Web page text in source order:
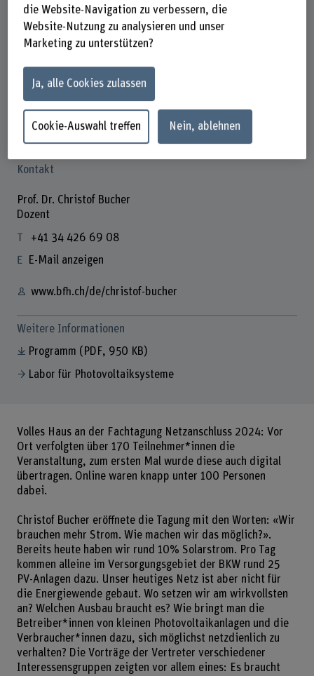
Steckbrief
Startdatum
04.06.2024, 13.30–18.30 Uhr
In Kalender eintragen
Ort
Labor für Photovoltaiksysteme der BFH, Jlcoweg 1,
Burgdorf
Kontakt
Prof. Dr. Christof Bucher
Dozent
+41 34 426 69 08
E-Mail anzeigen
www.bfh.ch/de/christof-bucher
Weitere Informationen
Programm (PDF, 950 KB)
Labor für Photovoltaiksysteme
Volles Haus an der Fachtagung Netzanschluss 2024: Vor
Ort verfolgten über 170 Teilnehmer*innen die
Veranstaltung, zum ersten Mal wurde diese auch digital
übertragen. Online waren knapp unter 100 Personen
dabei.
Christof Bucher eröffnete die Tagung mit den Worten: «Wir
brauchen mehr Strom. Wie machen wir das möglich?».
Bereits heute haben wir rund 10% Solarstrom. Pro Tag
kommen alleine im Versorgungsgebiet der BKW rund 25
PV-Anlagen dazu. Unser heutiges Netz ist aber nicht für
die Energiewende gebaut. Wo setzen wir am wirkvollsten
an? Welchen Ausbau braucht es? Wie bringt man die
Betreiber*innen von kleinen Photovoltaikanlagen und die
Verbraucher*innen dazu, sich möglichst netzdienlich zu
verhalten? Die Vorträge der Vertreter verschiedener
Interessensgruppen zeigten vor allem eines: Es braucht
die Website-Navigation zu verbessern, die
Website-Nutzung zu analysieren und unser
Marketing zu unterstützen?
Ja, alle Cookies zulassen
Cookie-Auswahl treffen Nein, ablehnen